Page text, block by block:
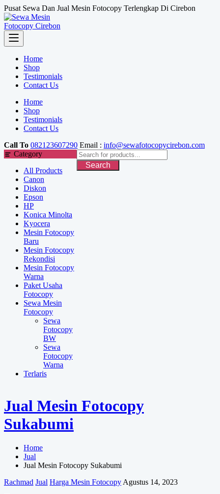
Skip
to
content
Pusat Sewa Dan Jual Mesin Fotocopy Terlengkap Di Cirebon
Home
Shop
Testimonials
Contact Us
Home
Shop
Testimonials
Contact Us
Call To 082123607290 Email : info@sewafotocopycirebon.com
Category
All Products
Canon
Diskon
Epson
HP
Konica Minolta
Kyocera
Mesin Fotocopy
Baru
Mesin Fotocopy
Rekondisi
Mesin Fotocopy
Warna
Paket Usaha
Fotocopy
Sewa Mesin
Fotocopy
Sewa
Fotocopy
BW
Sewa
Fotocopy
Warna
Terlaris
Search
Jual Mesin Fotocopy
Sukabumi
Home
Jual
Jual Mesin Fotocopy Sukabumi
Rachmad Jual Harga Mesin Fotocopy Agustus 14, 2023